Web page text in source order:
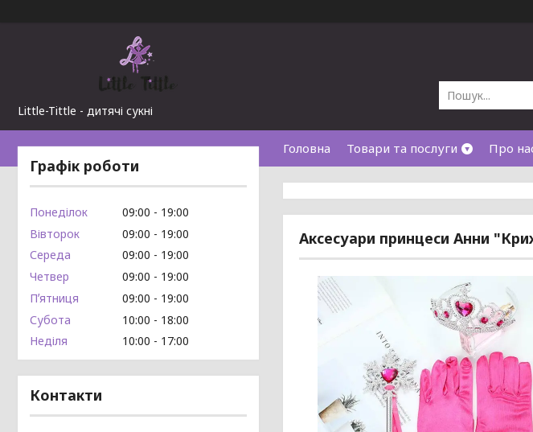
Little-Tittle - дитячі сукні
Головна Товари та послуги Про
Аксесуари принцеси Анни
Графік роботи
Понеділок 09:00
19:00
Вівторок
09:00
19:00
Середа
09:00
19:00
Четвер
09:00
19:00
Пʼятниця
09:00
19:00
Субота
10:00
18:00
Неділя
10:00 17:00
Контакти